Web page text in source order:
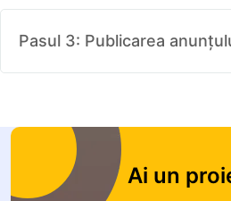
Pasul 3: Publicarea
Ai un